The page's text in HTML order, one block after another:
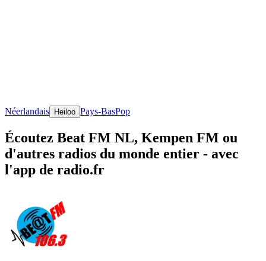
Néerlandais Heiloo Pays-BasPop
Écoutez Beat FM NL, Kempen FM ou
d'autres radios du monde entier - avec
l'app de radio.fr